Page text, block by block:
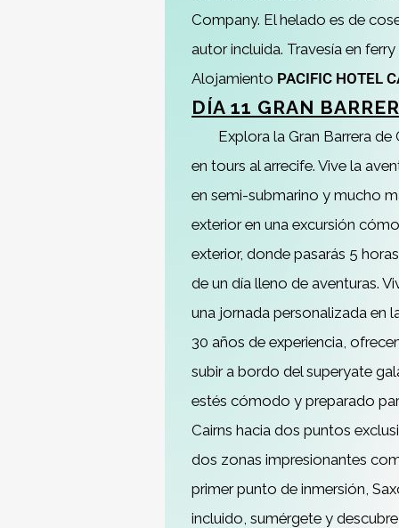
Company. El helado es de
autor incluida. Travesía en
Alojamiento PACIFIC HOTEL
DÍA 11 GRAN
Explora la Gran Barrera
en tours al arrecife. Vive la
en semi-submarino y mucho
exterior en una excursión
exterior, donde pasarás 5
de un día lleno de aventuras.
una jornada personalizada en
30 años de experiencia,
subir a bordo del superyate
estés cómodo y preparado
Cairns hacia dos puntos
dos zonas impresionantes
primer punto de inmersión,
incluido, sumérgete y